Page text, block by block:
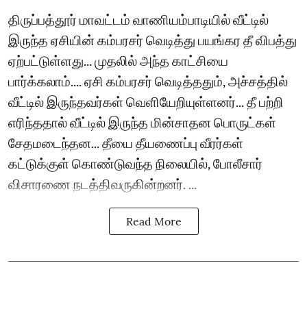
திருப்பத்தூர் மாவட்டம் வாணியம்பாடியில் வீட்டில்
இருந்த ஏசியின் கம்பரசர் வெடித்து பயங்கர தீ விபத்து
ஏற்பட்டுள்ளது... முதலில் அந்த காட்சியை
பார்க்கலாம்.... ஏசி கம்பரசர் வெடித்ததும், அச்சத்தில்
வீட்டில் இருந்தவர்கள் வெளியேறியுள்ளனர்... தீ பற்றி
எரிந்ததால் வீட்டில் இருந்த மின்சாதன பொருட்கள்
சேதமடைந்தன... தீயை தீயணைப்பு வீரர்கள்
கட்டுக்குள் கொண்டுவந்த நிலையில், போலீசார்
விசாரணை நடத்திவருகின்றனர். ...
Read More